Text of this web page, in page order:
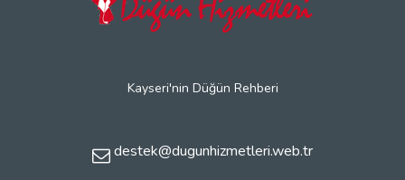
Kayseri'nin Düğün Rehberi
destek@dugunhizmetleri.web.tr